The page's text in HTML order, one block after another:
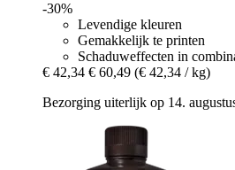
-30%
Levendige kleuren
Gemakkelijk te printen
Schaduweffecten in
€ 42,34 € 60,49 (€ 42,34 / kg)
Bezorging uiterlijk op 14.